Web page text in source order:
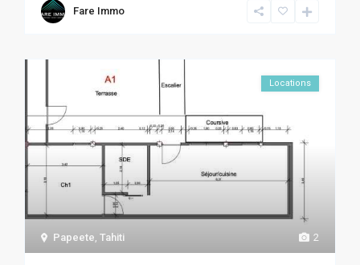
Fare Immo
2
Papeete,Tahiti
Locations